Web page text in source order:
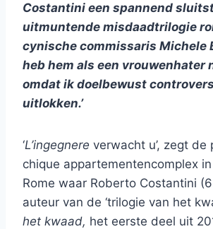
Costantini een spannend
uitmuntende misdaadtrilogie
cynische commissaris Michele
heb hem als een vrouwenhater
omdat ik doelbewust
uitlokken.’
‘L’ingegnere verwacht u’, zegt
chique appartementencomplex
Rome waar Roberto Costantini
auteur van de ‘trilogie van het
het kwaad, het eerste deel uit